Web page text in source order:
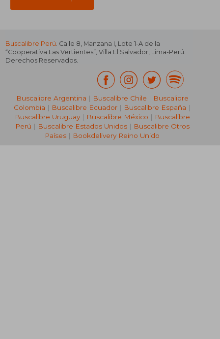
Buscalibre Perú. Calle 8, Manzana I, Lote 1-A de la
“Cooperativa Las Vertientes”, Villa El Salvador, Lima-Perú.
Derechos Reservados.
Buscalibre Argentina | Buscalibre Chile | Buscalibre
Colombia | Buscalibre Ecuador | Buscalibre España |
Buscalibre Uruguay| Buscalibre México | Buscalibre
Perú | Buscalibre Estados Unidos| Buscalibre Otros
Países | Bookdelivery Reino Unido